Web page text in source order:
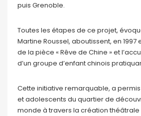
puis Grenoble.
Toutes les étapes de ce projet,
Martine Roussel, aboutissent, en 1997
de la pièce « Rêve de Chine » et
d’un groupe d’enfant chinois
Cette initiative remarquable, a
et adolescents du quartier de
monde à travers la création